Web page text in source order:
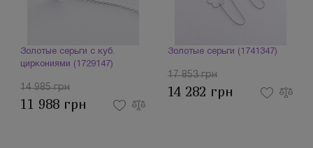
Золотые серьги с куб.
циркониями (1729147)
14 985 грн
11 988 грн
Золотые серьги (1741347)
17 853 грн
14 282 грн